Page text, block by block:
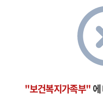
"보건복지가족부"